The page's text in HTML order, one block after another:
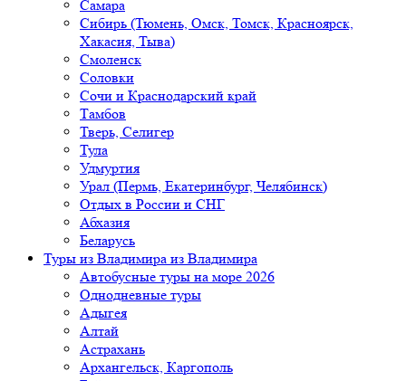
Самара
Сибирь (Тюмень, Омск, Томск, Красноярск,
Хакасия, Тыва)
Смоленск
Соловки
Сочи и Краснодарский край
Тамбов
Тверь, Селигер
Тула
Удмуртия
Урал (Пермь, Екатеринбург, Челябинск)
Отдых в России и СНГ
Абхазия
Беларусь
Туры из Владимира из Владимира
Автобусные туры на море 2026
Однодневные туры
Адыгея
Алтай
Астрахань
Архангельск, Каргополь